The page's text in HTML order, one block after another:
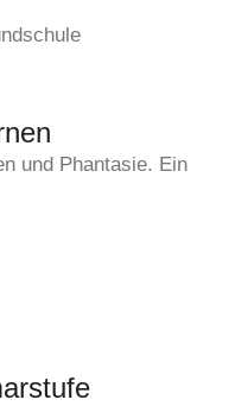
und Phantasie. Ein